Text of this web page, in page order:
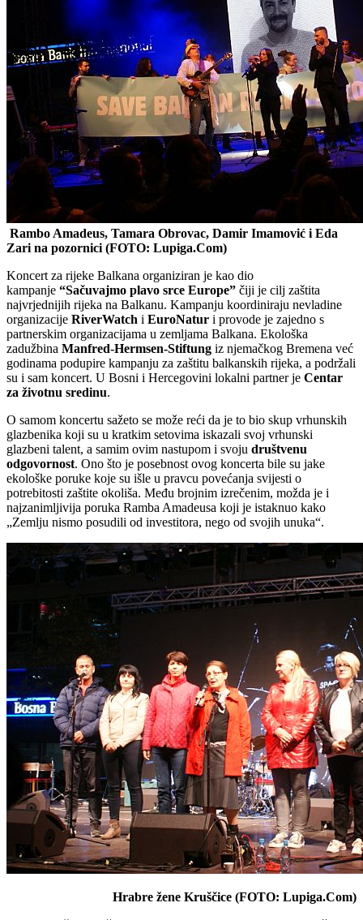
Rambo Amadeus, Tamara Obrovac, Damir Imamović i Eda
Zari na pozornici (FOTO: Lupiga.Com)
Koncert za rijeke Balkana organiziran je kao dio
kampanje “Sačuvajmo plavo srce Europe” čiji je cilj zaštita
najvrjednijih rijeka na Balkanu. Kampanju koordiniraju nevladine
organizacije RiverWatch i EuroNatur i provode je zajedno s
partnerskim organizacijama u zemljama Balkana. Ekološka
zadužbina Manfred-Hermsen-Stiftung iz njemačkog Bremena već
godinama podupire kampanju za zaštitu balkanskih rijeka, a podržali
su i sam koncert. U Bosni i Hercegovini lokalni partner je Centar
za životnu sredinu.
O samom koncertu sažeto se može reći da je to bio skup vrhunskih
glazbenika koji su u kratkim setovima iskazali svoj vrhunski
glazbeni talent, a samim ovim nastupom i svoju društvenu
odgovornost. Ono što je posebnost ovog koncerta bile su jake
ekološke poruke koje su išle u pravcu povećanja svijesti o
potrebitosti zaštite okoliša. Među brojnim izrečenim, možda je i
najzanimljivija poruka Ramba Amadeusa koji je istaknuo kako
„Zemlju nismo posudili od investitora, nego od svojih unuka“.
Hrabre žene Kruščice (FOTO: Lupiga.Com)